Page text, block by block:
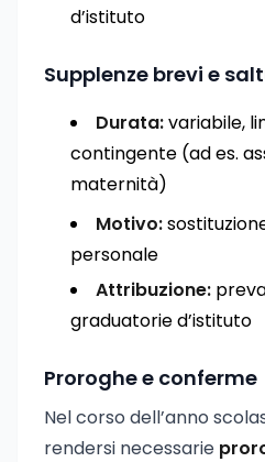
d’istituto
Supplenze brevi e
Durata:variabile,
contingente (ad es.
maternità)
Motivo:
personale
Attribuzione:
graduatorie d’istituto
Proroghe e conferme
Nel corso dell’anno
rendersi necessarie